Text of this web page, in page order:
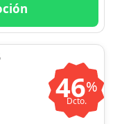
46%
Dcto.